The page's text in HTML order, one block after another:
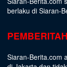
berlaku di Siaran-
Siaran-Berita.com